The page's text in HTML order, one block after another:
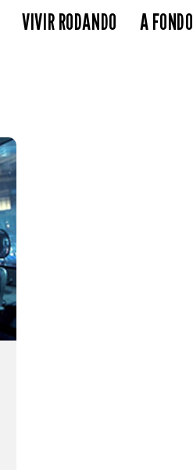
VIVIR RODANDO A FONDO